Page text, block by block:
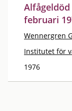
februari
Wennergren
Institutet för
1976